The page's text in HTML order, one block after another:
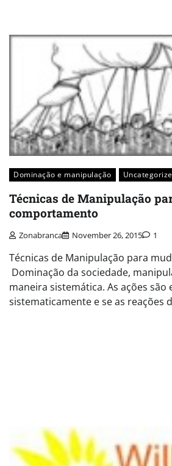
Dominação e manipulação
Técnicas de Manipulação
comportamento
Zonabranca November 26, 2015 1
Técnicas de Manipulação para
Dominação da sociedade,
maneira sistemática. As ações são
sistematicamente e se as reações